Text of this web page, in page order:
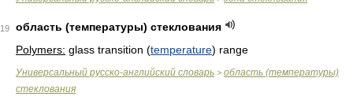
19
область (температуры) стеклования
Polymers: glass transition (temperature) range
Универсальный русско-английский словарь > область (температуры)
стеклования